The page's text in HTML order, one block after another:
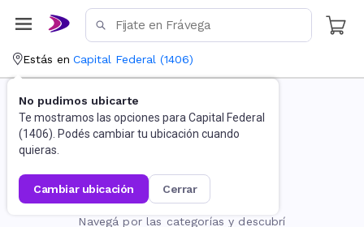
Estás en Capital Federal (1406)
No pudimos ubicarte
Te mostramos las opciones para Capital Federal
(1406). Podés cambiar tu ubicación cuando
quieras.
cambiar ubicación cerrar
La página no existe
Navegá por las categorías y descubrí